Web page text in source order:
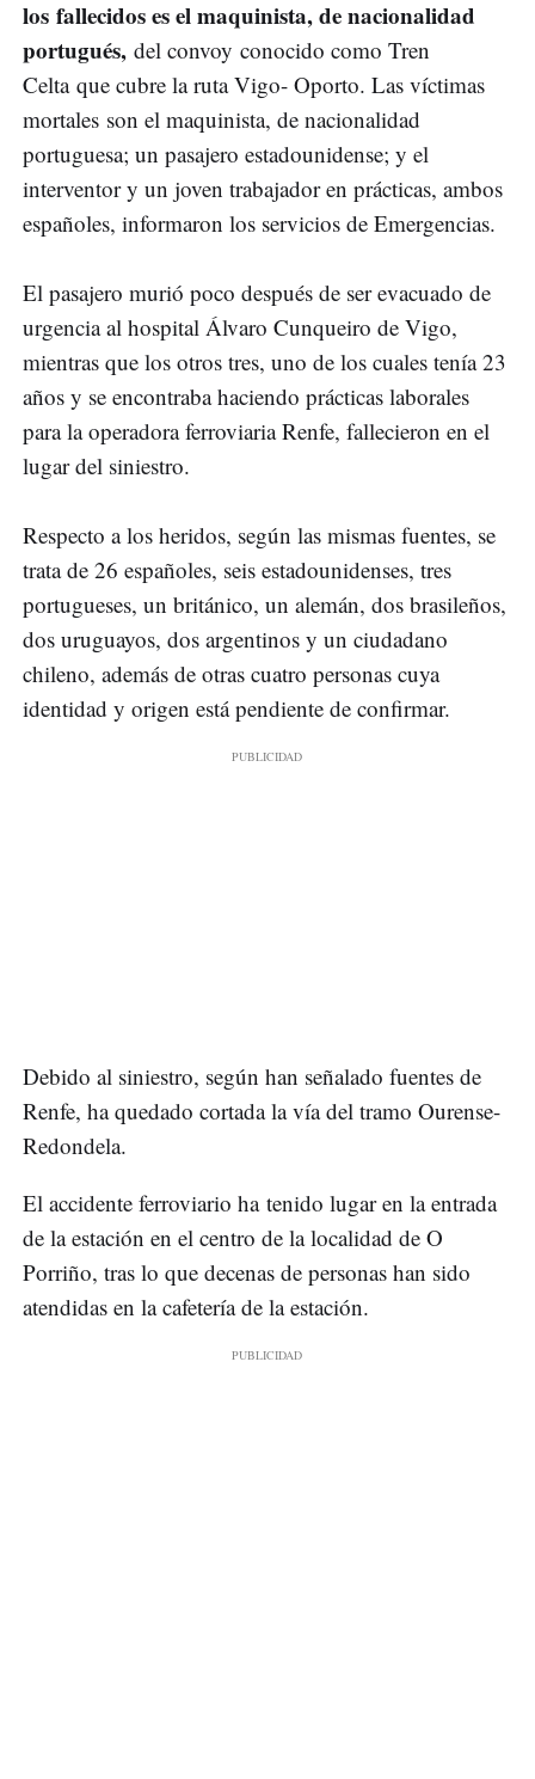
los fallecidos es el maquinista, de nacionalidad
portugués, del convoy conocido como Tren
Celta que cubre la ruta Vigo- Oporto. Las víctimas
mortales son el maquinista, de nacionalidad
portuguesa; un pasajero estadounidense; y el
interventor y un joven trabajador en prácticas, ambos
españoles, informaron los servicios de Emergencias.
El pasajero murió poco después de ser evacuado de
urgencia al hospital Álvaro Cunqueiro de Vigo,
mientras que los otros tres, uno de los cuales tenía 23
años y se encontraba haciendo prácticas laborales
para la operadora ferroviaria Renfe, fallecieron en el
lugar del siniestro.
Respecto a los heridos, según las mismas fuentes, se
trata de 26 españoles, seis estadounidenses, tres
portugueses, un británico, un alemán, dos brasileños,
dos uruguayos, dos argentinos y un ciudadano
chileno, además de otras cuatro personas cuya
identidad y origen está pendiente de confirmar.
Debido al siniestro, según han señalado fuentes de
Renfe, ha quedado cortada la vía del tramo Ourense-
Redondela.
El accidente ferroviario ha tenido lugar en la entrada
de la estación en el centro de la localidad de O
Porriño, tras lo que decenas de personas han sido
atendidas en la cafetería de la estación.